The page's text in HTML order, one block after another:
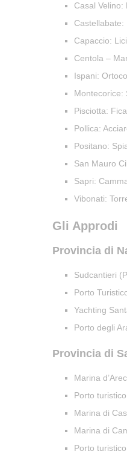
Casal
Castellabate:
Capaccio:
Centola –
Ispani:
Montecorice:
Pisciotta:
Pollica:
Positano:
San Mauro
Sapri:
Vibonati:
Gli Approdi
Provincia di
Sudcantieri
Porto
Yachting
Porto degli
Provincia di
Marina
Porto
Marina di
Marina di
Porto